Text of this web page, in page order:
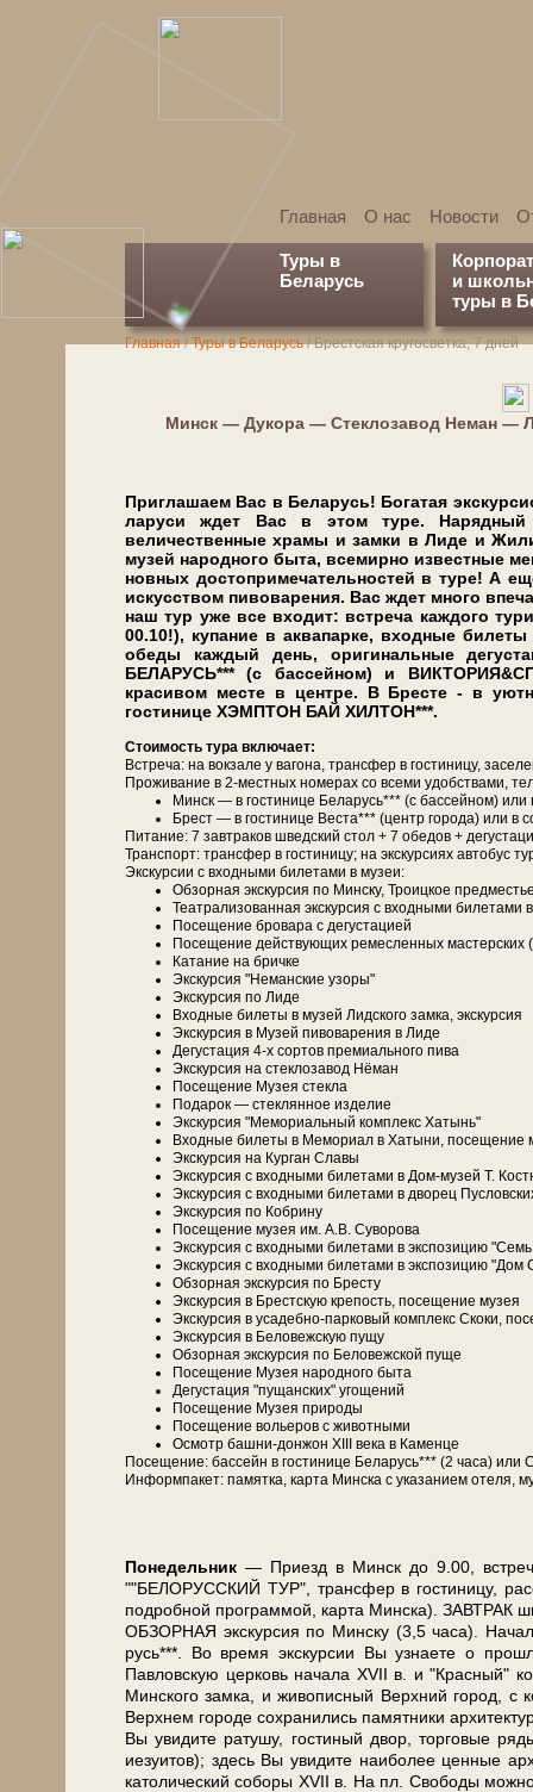
Главная О нас Новости
Туры в
Беларусь
и
туры в
Главная/Туры в Беларусь/Брестская кругосветка, 7 дней
Минск — Дукора — Стеклозавод Неман
Приглашаем Вас в Бе­ла­русь! Богатая
ла­ру­си ждет Вас в этом ту­ре.
величественные хра­мы и зам­ки в Ли­де и
му­зей на­род­но­го бы­та, все­мир­но из­вест­ные
нов­ных до­сто­при­ме­ча­тель­но­стей в ту­ре! А
ис­кус­ством пивоварения. Вас ждет мно­го
наш тур уже все вхо­дит: встре­ча каж­до­го
00.10!), купание в ак­ва­пар­ке, входные
обе­ды каж­дый день, ори­ги­наль­ные
БЕЛАРУСЬ*** (с бас­сей­ном) и
красивом месте в центре. В Бресте - в
гостинице ХЭМПТОН БАЙ ХИЛТОН***.
Сто­и­мость ту­ра вклю­ча­ет:
Встреча: на вок­за­ле у ва­го­на, транс­фер в го­сти­ни­цу,
Про­жи­ва­ние в 2-местных но­ме­рах со все­ми удоб­ства­ми,
Минск — в го­сти­ни­це Бе­ла­русь*** (с бас­сей­ном)
Брест — в го­сти­ни­це Веста*** (центр го­ро­да) или в
Питание: 7 зав­тра­ков швед­ский стол + 7 обе­дов +
Транс­порт: транс­фер в го­сти­ни­цу; на экс­кур­си­ях ав­то­бус
Экскурсии с вход­ны­ми би­ле­та­ми в му­зеи:
Об­зор­ная экскурсия по Мин­ску, Тро­иц­кое
Театра­ли­зо­ван­ная экскурсия с вход­ны­ми би­ле­та­ми
По­се­ще­ние бровара с де­гу­ста­ци­ей
По­се­ще­ние дей­ству­ю­щих ре­мес­лен­ных ма­стер­ских
Ка­та­ние на брич­ке
Экс­кур­сия "Неманские узоры"
Экс­кур­сия по Ли­де
Вход­ные би­ле­ты в му­зей Лидского зам­ка, экскурсия
Экс­кур­сия в Музей пивоварения в Ли­де
Де­гу­ста­ция 4-х сортов премиального пи­ва
Экс­кур­сия на стеклозавод Нёман
По­се­ще­ние Музея стек­ла
Подарок — стеклянное из­де­лие
Экс­кур­сия "Ме­мо­ри­аль­ный ком­плекс Ха­тынь"
Вход­ные би­ле­ты в Мемориал в Ха­ты­ни, посещение
Экс­кур­сия на Кур­ган Сла­вы
Экс­кур­сия с вход­ны­ми би­ле­та­ми в Дом-музей Т.
Экс­кур­сия с вход­ны­ми би­ле­та­ми в дво­рец
Экс­кур­сия по Кобрину
По­се­ще­ние му­зея им. А.В. Су­во­ро­ва
Экс­кур­сия с вход­ны­ми би­ле­та­ми в экс­по­зи­цию
Экс­кур­сия с вход­ны­ми би­ле­та­ми в экс­по­зи­цию "Дом
Об­зор­ная экскурсия по Бре­сту
Экс­кур­сия в Брестскую кре­пость, посещение му­зея
Экс­кур­сия в усадебно-парковый ком­плекс Скоки,
Экс­кур­сия в Бе­ло­веж­скую пу­щу
Об­зор­ная экскурсия по Бе­ло­веж­ской пуще
По­се­ще­ние Музея на­род­но­го бы­та
Де­гу­ста­ция "пущанских" угощений
По­се­ще­ние Музея при­ро­ды
По­се­ще­ние во­лье­ров с жи­вот­ны­ми
Осмотр башни-донжон ХІІІ ве­ка в Каменце
По­се­ще­ние: бас­сейн в го­сти­ни­це Бе­ла­русь*** (2 ча­са)
Ин­форм­па­кет: па­мят­ка, кар­та Мин­ска с ука­за­ни­ем оте­ля,
По­не­дель­ник — При­езд в Минск до 9.00,
""БЕЛОРУССКИЙ ТУР", транс­фер в го­сти­ни­цу,
по­дроб­ной про­грам­мой, кар­та Мин­ска). ЗАВ­ТРАК
ОБЗОРНАЯ экскурсия по Мин­ску (3,5 ча­са).
русь***. Во вре­мя экс­кур­сии Вы узна­е­те о
Павловскую цер­ковь на­ча­ла ХVII в. и "Крас­ный"
Мин­ско­го зам­ка, и жи­во­пис­ный Верх­ний го­род, с
Верх­нем го­ро­де со­хра­ни­лись па­мят­ни­ки
Вы уви­ди­те ра­ту­шу, го­сти­ный двор, тор­го­вые
иезуи­тов); здесь Вы уви­ди­те наи­бо­лее цен­ные
ка­то­ли­че­ский со­бо­ры ХVII в. На пл. Сво­бо­ды